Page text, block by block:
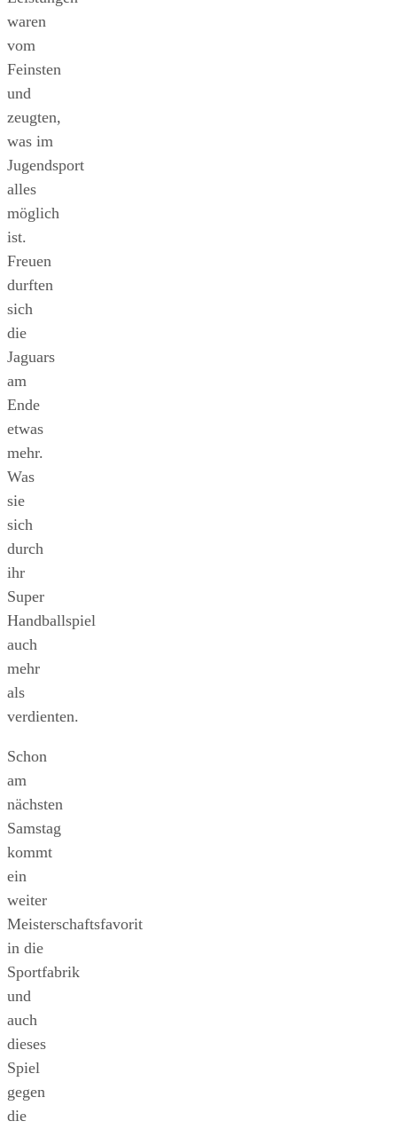
waren
vom
Feinsten
und
zeugten,
was im
Jugendsport
alles
möglich
ist.
Freuen
durften
sich
die
Jaguars
am
Ende
etwas
mehr.
Was
sie
sich
durch
ihr
Super
Handballspiel
auch
mehr
als
verdienten.
Schon
am
nächsten
Samstag
kommt
ein
weiter
Meisterschaftsfavorit
in die
Sportfabrik
und
auch
dieses
Spiel
gegen
die